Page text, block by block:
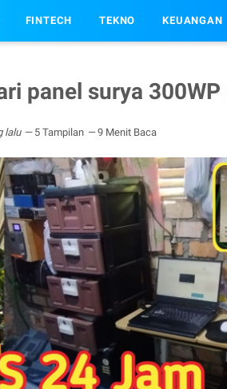
FINTECH TEKNO KEUANGAN
panel surya 300WP
lalu 5 Tampilan 9 Menit Baca